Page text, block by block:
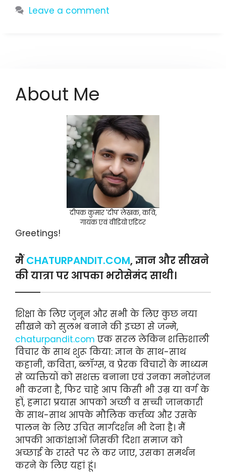
Leave a comment
About Me
दीपक कुमार 'दीप' लेखक, कवि,
गायक एवं वीडियो एडिटर
Greetings!
मैंCHATURPANDIT.COM, ज्ञान और सीखने
की यात्रा पर आपका भरोसेमंद साथी।
शिक्षा के लिए जुनून और सभी के लिए कुछ नया
सीखने को सुलभ बनाने की इच्छा से जन्मे,
chaturpandit.com एक सरल लेकिन शक्तिशाली
विचार के साथ शुरू किया: ज्ञान के साथ-साथ
कहानी, कविता, ब्लॉग्स, व प्रेरक विचारों के माध्यम
से व्यक्तियों को सशक्त बनाना एवं उनका मनोरंजन
भी करना है, फिर चाहे आप किसी भी उम्र या वर्ग के
हों, हमारा प्रयास आपको अच्छी व सच्ची जानकारी
के साथ-साथ आपके मौलिक कर्त्तव्य और उसके
पालन के लिए उचित मार्गदर्शन भी देना है। मैं
आपकी आकांक्षाओं जिसकी दिशा समाज को
अच्छाई के रास्ते पर ले कर जाए, उसका समर्थन
करने के लिए यहां हूं।